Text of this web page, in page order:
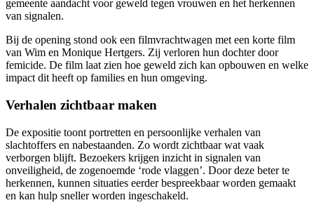
gemeente aandacht voor geweld tegen vrouwen en het herkennen
van signalen.
Bij de opening stond ook een filmvrachtwagen met een korte film
van Wim en Monique Hertgers. Zij verloren hun dochter door
femicide. De film laat zien hoe geweld zich kan opbouwen en welke
impact dit heeft op families en hun omgeving.
Verhalen zichtbaar maken
De expositie toont portretten en persoonlijke verhalen van
slachtoffers en nabestaanden. Zo wordt zichtbaar wat vaak
verborgen blijft. Bezoekers krijgen inzicht in signalen van
onveiligheid, de zogenoemde ‘rode vlaggen’. Door deze beter te
herkennen, kunnen situaties eerder bespreekbaar worden gemaakt
en kan hulp sneller worden ingeschakeld.